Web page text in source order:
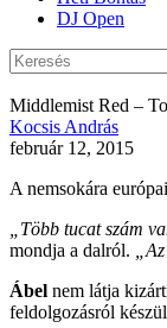
DJ Open
Middlemist Red –
Kocsis András
február 12, 2015
A nemsokára
„Több tucat szám
mondja a dalról.
Ábel nem látja
feldolgozásról